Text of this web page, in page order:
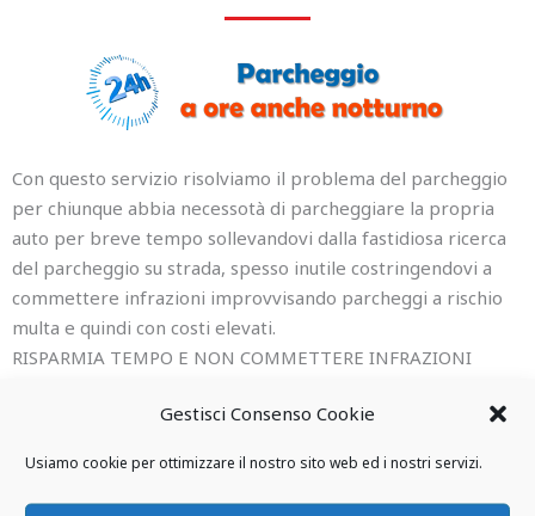
Gestisci Consenso Cookie
Usiamo cookie per ottimizzare il nostro sito web ed i nostri servizi.
Con questo servizio risolviamo il problema del parcheggio
per chiunque abbia necessotà di parcheggiare la propria
auto per breve tempo sollevandovi dalla fastidiosa ricerca
del parcheggio su strada, spesso inutile costringendovi a
commettere infrazioni improvvisando parcheggi a rischio
multa e quindi con costi elevati.
RISPARMIA TEMPO E NON COMMETTERE INFRAZIONI
Via Villa Rosato 24B a PALERMO